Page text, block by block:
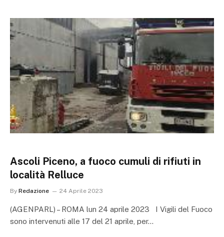
Ascoli Piceno, a fuoco cumuli di rifiuti in
località Relluce
By Redazione 24 Aprile 2023
(AGENPARL) – ROMA lun 24 aprile 2023 I Vigili del Fuoco
sono intervenuti alle 17 del 21 aprile, per…